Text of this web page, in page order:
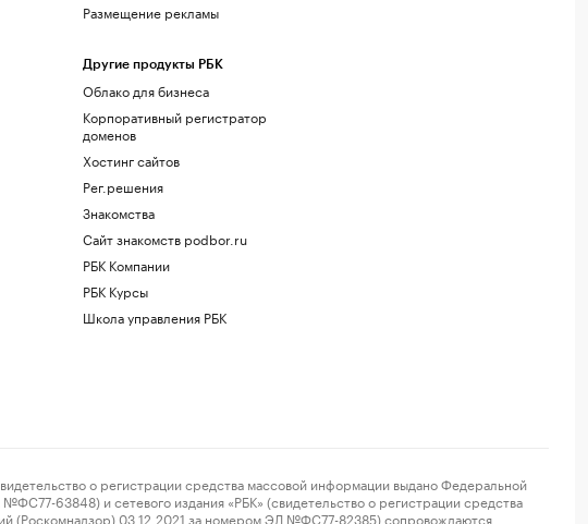
Размещение рекламы
Другие продукты РБК
Облако для бизнеса
Корпоративный регистратор
доменов
Хостинг сайтов
Рег.решения
Знакомства
Сайт знакомств podbor.ru
РБК Компании
РБК Курсы
Школа управления РБК
о регистрации средства массовой информации выдано Федеральной
63848) и сетевого издания «РБК» (свидетельство о регистрации средства
(Роскомнадзор) 03.12.2021 за номером ЭЛ №ФС77-82385) сопровождаются